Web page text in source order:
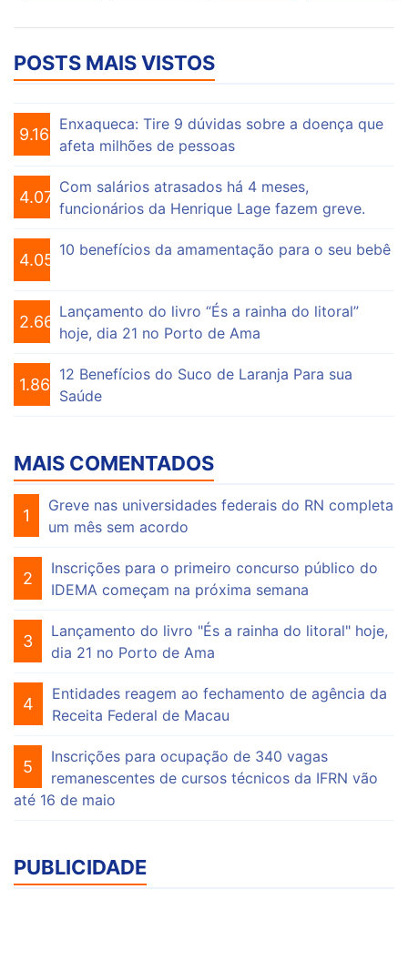
POSTS MAIS VISTOS
9.160
Enxaqueca: Tire 9 dúvidas sobre a doença que
afeta milhões de pessoas
4.076
Com salários atrasados há 4 meses,
funcionários da Henrique Lage fazem greve.
4.056
10 benefícios da amamentação para o seu bebê
2.663
Lançamento do livro “És a rainha do litoral”
hoje, dia 21 no Porto de Ama
1.865
12 Benefícios do Suco de Laranja Para sua
Saúde
MAIS COMENTADOS
1
Greve nas universidades federais do RN completa
um mês sem acordo
2
Inscrições para o primeiro concurso público do
IDEMA começam na próxima semana
3
Lançamento do livro "És a rainha do litoral" hoje,
dia 21 no Porto de Ama
4
Entidades reagem ao fechamento de agência da
Receita Federal de Macau
5
Inscrições para ocupação de 340 vagas
remanescentes de cursos técnicos da IFRN vão
até 16 de maio
PUBLICIDADE